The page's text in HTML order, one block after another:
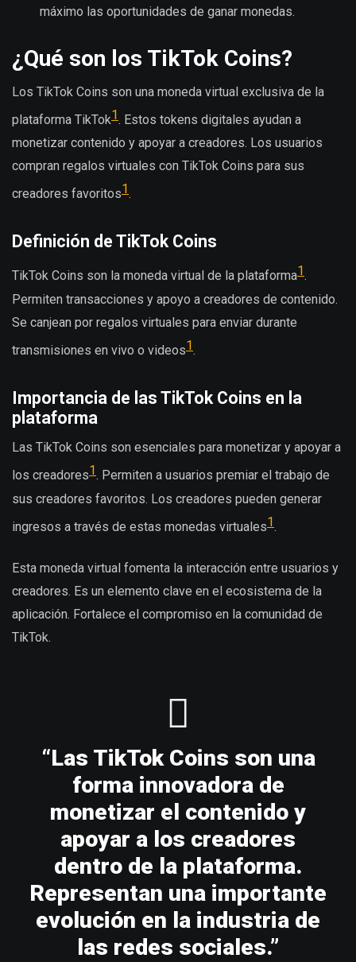
máximo las oportunidades de ganar monedas.
¿Qué son los TikTok Coins?
Los TikTok Coins son una moneda virtual exclusiva de la
plataforma TikTok1. Estos tokens digitales ayudan a
monetizar contenido y apoyar a creadores. Los usuarios
compran regalos virtuales con TikTok Coins para sus
creadores favoritos1.
Definición de TikTok Coins
TikTok Coins son la moneda virtual de la plataforma1.
Permiten transacciones y apoyo a creadores de contenido.
Se canjean por regalos virtuales para enviar durante
transmisiones en vivo o videos1.
Importancia de las TikTok Coins en la
plataforma
Las TikTok Coins son esenciales para monetizar y apoyar a
los creadores1. Permiten a usuarios premiar el trabajo de
sus creadores favoritos. Los creadores pueden generar
ingresos a través de estas monedas virtuales1.
Esta moneda virtual fomenta la interacción entre usuarios y
creadores. Es un elemento clave en el ecosistema de la
aplicación. Fortalece el compromiso en la comunidad de
TikTok.
“Las TikTok Coins son una
forma innovadora de
monetizar el contenido y
apoyar a los creadores
dentro de la plataforma.
Representan una importante
evolución en la industria de
las redes sociales.”